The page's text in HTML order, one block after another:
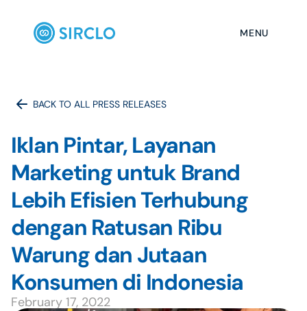
MENU
BACK TO ALL PRESS RELEASES
Iklan Pintar, Layanan
Marketing untuk Brand
Lebih Efisien Terhubung
dengan Ratusan Ribu
Warung dan Jutaan
Konsumen di Indonesia
February 17, 2022